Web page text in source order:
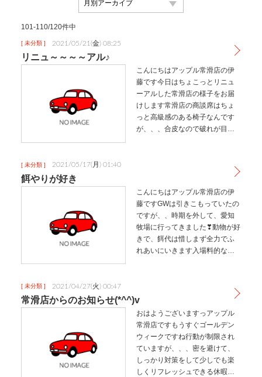
101-110/120件中
[ 未分類 ] 2021/05/21(金) 08:25
リニュ～～～～アル♪
こんにちはアップル常滑店の伊
藤です今日はちょこっとリニュ
ーアルした常滑店の様子をお届
けします常滑店の商談席はちょ
っと高級感のある椅子なんです
が、、、合皮なので破れが目立
[ 未分類 ] 2021/05/17(月) 01:40
餌やりが好き
こんにちはアップル常滑店の伊
藤ですGWは引きこもっていたの
ですが、、時期を外して、愛知
牧場に行ってきました❣動物が好
きで、餌代は惜しまず全力でふ
れあいにいきます入場料的なも
など多くの動物がいましたがう
さぎ…
[ 未分類 ] 2021/04/27(火) 00:47
常滑店からのお知らせ(*^^)v
おはようございますっアップル
常滑店ですもうすぐゴールデン
ウィークですね行動が制限され
ていますが、、、密を避けて、
しっかり対策をして少しでも楽
しくリフレッシュできる休暇に